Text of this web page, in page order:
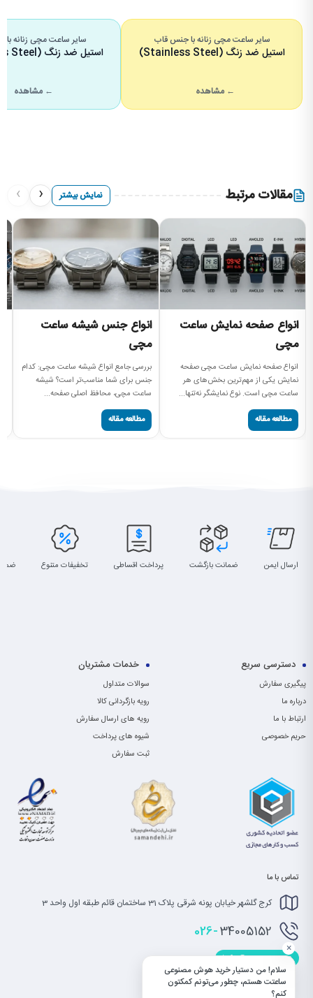
سایر ساعت مچی زنانه با جنس قاب
استیل ضد زنگ (Stainless Steel)
← مشاهده
سایر ساعت مچی زنانه با
استیل ضد زنگ (Stainless Steel)
← مشاهده
مقالات مرتبط نمایش بیشتر ‹
›
انواع صفحه نمایش ساعت
مچی
انواع صفحه نمایش ساعت مچی صفحه
نمایش یکی از مهم‌ترین بخش‌های هر
ساعت مچی است. نوع نمایشگر نه‌تنها...
مطالعه مقاله
انواع جنس شیشه ساعت
مچی
بررسی جامع انواع شیشه ساعت مچی: کدام
جنس برای شما مناسب‌تر است؟ شیشه
ساعت مچی، محافظ اصلی صفحه...
مطالعه مقاله
ارسال ایمن ضمانت بازگشت پرداخت اقساطی تخفیفات متنوع
دسترسی سریع
پیگیری سفارش
درباره ما
ارتباط با ما
حریم خصوصی
خدمات مشتریان
سوالات متداول
رویه بازگردانی کالا
رویه های ارسال سفارش
شیوه های پرداخت
ثبت سفارش
تماس با ما
کرج گلشهر خیابان پونه شرقی پلاک 31 ساختمان قائم طبقه اول واحد 3
026-34005152
info@saatet.com
سلام! من دستیار خرید هوش مصنوعی
ساعتت هستم، چطور می‌تونم کمکتون
کنم؟
×